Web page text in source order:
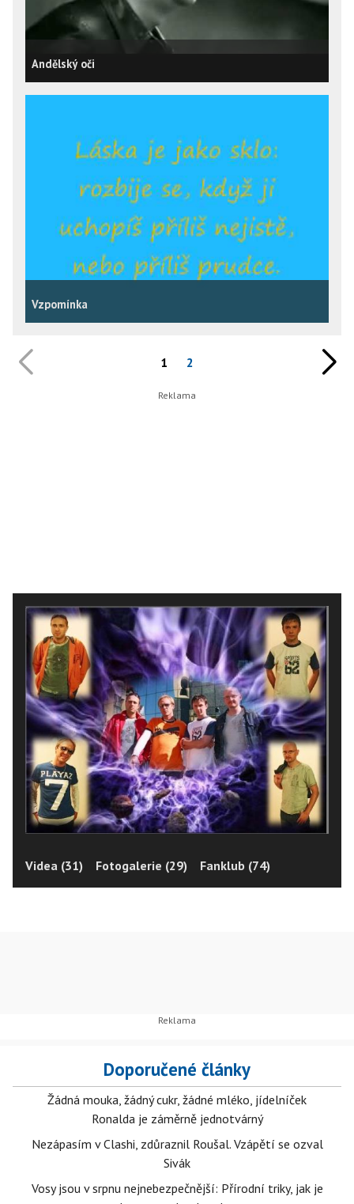
Andělský oči
Vzpomínka
1 2
Videa (31) Fotogalerie (29) Fanklub (74)
Doporučené články
Žádná mouka, žádný cukr, žádné mléko, jídelníček
Ronalda je záměrně jednotvárný
Nezápasím v Clashi, zdůraznil Roušal. Vzápětí se ozval
Sivák
Vosy jsou v srpnu nejnebezpečnější: Přírodní triky, jak je